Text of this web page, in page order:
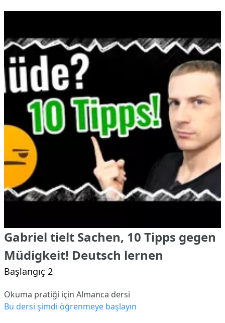
Gabriel tielt Sachen, 10 Tipps gegen
Müdigkeit! Deutsch lernen
Başlangıç 2
Okuma pratiği için Almanca dersi
Bu dersi şimdi öğrenmeye başlayın